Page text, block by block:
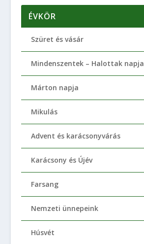
ÉVKÖR
Szüret és vásár
Mindenszentek – Halottak napja
Márton napja
Mikulás
Advent és karácsonyvárás
Karácsony és Újév
Farsang
Nemzeti ünnepeink
Húsvét